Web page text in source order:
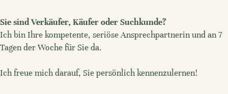
Sie sind Verkäufer, Käufer oder Suchkunde?
Ich bin Ihre kompetente, seriöse Ansprechpartnerin und an 7
Tagen der Woche für Sie da.
Ich freue mich darauf, Sie persönlich kennenzulernen!